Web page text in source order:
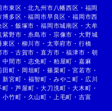
市東区 ・北九州市八幡西区 ・ 福岡
博多区 ・福岡市早良区 ・福岡市西
区 ・ 飯塚市 ・福岡市城南区 ・ 大牟
紫野市 ・ 糸島市 ・ 宗像市 ・ 大野城
東区 ・ 柳川市 ・ 太宰府市 ・ 行橋
市 ・ 古賀市 ・直方市 ・福津市 ・ 朝
中間市 ・ 志免町 ・ 粕屋町 ・ 嘉麻
田町 ・ 岡垣町 ・ 篠栗町 ・宮若市 ・
新宮町 ・ 福智町 ・ みやこ町 ・ 広川
町 ・ 芦屋町 ・大刀洗町 ・大木町 ・
小竹町 ・ 久山町 ・ 上毛町 ・ 吉富